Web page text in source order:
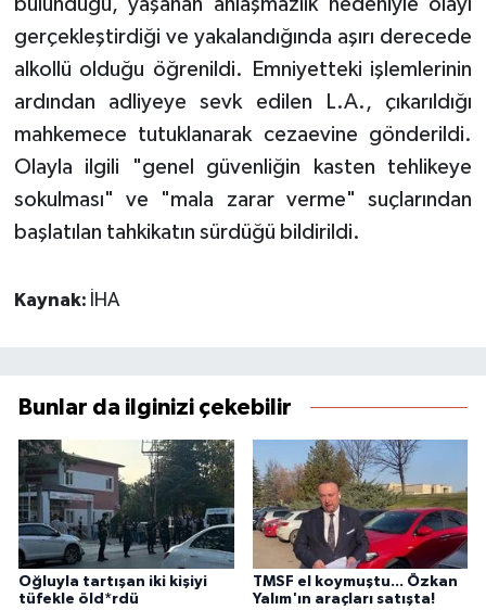
gerçekleştirdiği ve yakalandığında aşırı derecede
alkollü olduğu öğrenildi. Emniyetteki işlemlerinin
ardından adliyeye sevk edilen L.A., çıkarıldığı
mahkemece tutuklanarak cezaevine gönderildi.
Olayla ilgili "genel güvenliğin kasten tehlikeye
sokulması" ve "mala zarar verme" suçlarından
başlatılan tahkikatın sürdüğü bildirildi.
Kaynak: İHA
Bunlar da ilginizi çekebilir
Oğluyla tartışan iki kişiyi
tüfekle öld*rdü
TMSF el koymuştu... Özkan
Yalım'ın araçları satışta!